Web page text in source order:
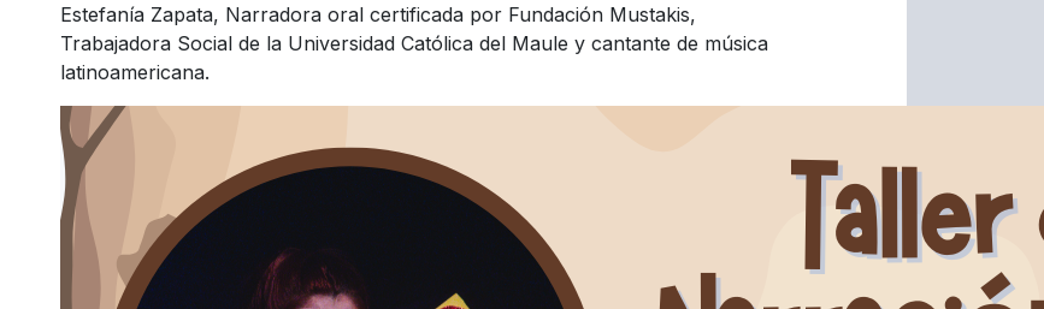
Estefanía Zapata, Narradora oral certificada por Fundación Mustakis,
Trabajadora Social de la Universidad Católica del Maule y cantante de música
latinoamericana.